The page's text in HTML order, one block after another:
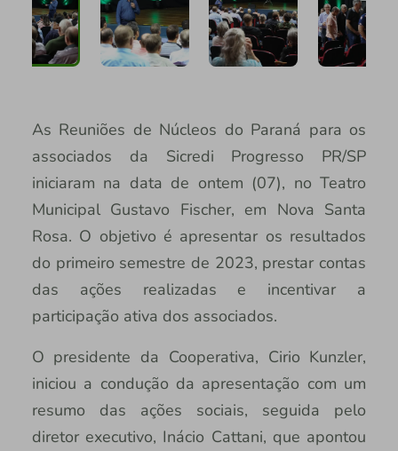
As Reuniões de Núcleos do Paraná para os
associados da Sicredi Progresso PR/SP
iniciaram na data de ontem (07), no Teatro
Municipal Gustavo Fischer, em Nova Santa
Rosa. O objetivo é apresentar os resultados
do primeiro semestre de 2023, prestar contas
das ações realizadas e incentivar a
participação ativa dos associados.
O presidente da Cooperativa, Cirio Kunzler,
iniciou a condução da apresentação com um
resumo das ações sociais, seguida pelo
diretor executivo, Inácio Cattani, que apontou